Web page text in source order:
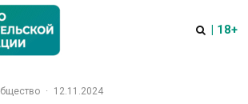
| 18+
· 12.11.2024